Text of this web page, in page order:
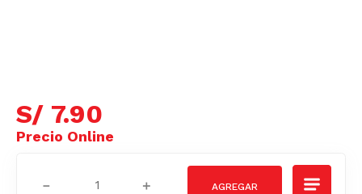
S/ 7.90
＋
－